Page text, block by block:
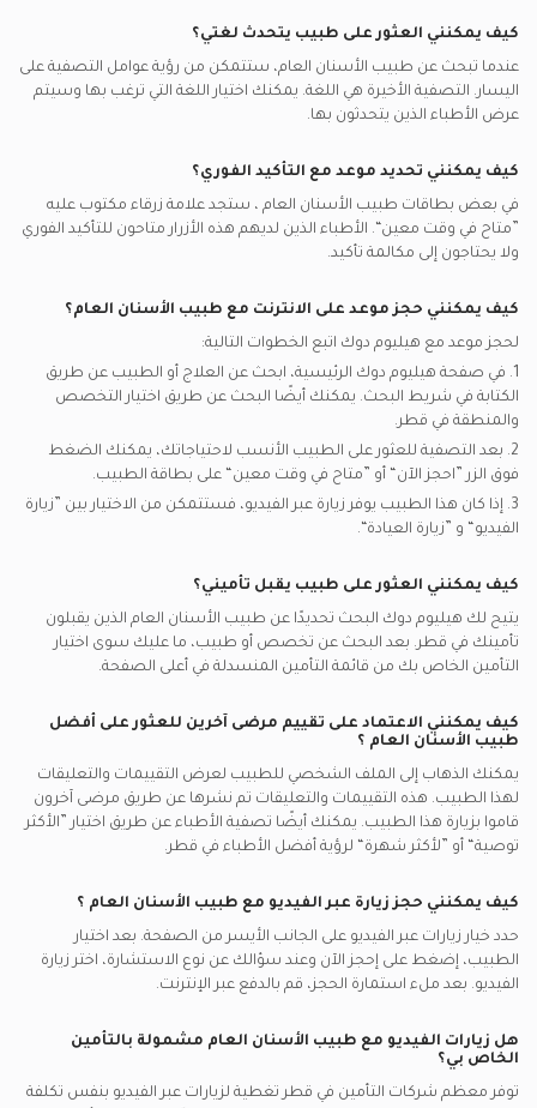
مشاكل اللثة, الدوحة
رضوض الأسنان, الدوحة
None يدعم تأمين أطباء الأسنان العامين
إم إس إيتش يدعم تأمين أطباء الأسنان العامين
بوبا يدعم تأمين أطباء الأسنان العامين
كيف يمكنني العثور على طبيب يتحدث لغتي؟
عندما تبحث عن طبيب الأسنان العام، ستتمكن من رؤية عوامل التصفية على
اليسار. التصفية الأخيرة هي اللغة. يمكنك اختيار اللغة التي ترغب بها وسيتم
عرض الأطباء الذين يتحدثون بها.
كيف يمكنني تحديد موعد مع التأكيد الفوري؟
في بعض بطاقات طبيب الأسنان العام ، ستجد علامة زرقاء مكتوب عليه
”متاح في وقت معين“. الأطباء الذين لديهم هذه الأزرار متاحون للتأكيد الفوري
ولا يحتاجون إلى مكالمة تأكيد.
كيف يمكنني حجز موعد على الانترنت مع طبيب الأسنان العام؟
لحجز موعد مع هيليوم دوك اتبع الخطوات التالية:
1. في صفحة هيليوم دوك الرئيسية، ابحث عن العلاج أو الطبيب عن طريق
الكتابة في شريط البحث. يمكنك أيضًا البحث عن طريق اختيار التخصص
والمنطقة في قطر.
2. بعد التصفية للعثور على الطبيب الأنسب لاحتياجاتك، يمكنك الضغط
فوق الزر ”احجز الآن“ أو ”متاح في وقت معين“ على بطاقة الطبيب.
3. إذا كان هذا الطبيب يوفر زيارة عبر الفيديو، فستتمكن من الاختيار بين ”زيارة
الفيديو“ و ”زيارة العيادة“.
كيف يمكنني العثور على طبيب يقبل تأميني؟
يتيح لك هيليوم دوك البحث تحديدًا عن طبيب الأسنان العام الذين يقبلون
تأمينك في قطر. بعد البحث عن تخصص أو طبيب، ما عليك سوى اختيار
التأمين الخاص بك من قائمة التأمين المنسدلة في أعلى الصفحة.
كيف يمكنني الاعتماد على تقييم مرضى آخرين للعثور على أفضل
طبيب الأسنان العام ؟
يمكنك الذهاب إلى الملف الشخصي للطبيب لعرض التقييمات والتعليقات
لهذا الطبيب. هذه التقييمات والتعليقات تم نشرها عن طريق مرضى آخرون
قاموا بزيارة هذا الطبيب. يمكنك أيضًا تصفية الأطباء عن طريق اختيار ”الأكثر
توصية“ أو ”لأكثر شهرة“ لرؤية أفضل الأطباء في قطر.
كيف يمكنني حجز زيارة عبر الفيديو مع طبيب الأسنان العام ؟
حدد خيار زيارات عبر الفيديو على الجانب الأيسر من الصفحة. بعد اختيار
الطبيب، إضغط على إحجز الآن وعند سؤالك عن نوع الاستشارة، اختر زيارة
الفيديو. بعد ملء استمارة الحجز، قم بالدفع عبر الإنترنت.
هل زيارات الفيديو مع طبيب الأسنان العام مشمولة بالتأمين
الخاص بي؟
توفر معظم شركات التأمين في قطر تغطية لزيارات عبر الفيديو بنفس تكلفة